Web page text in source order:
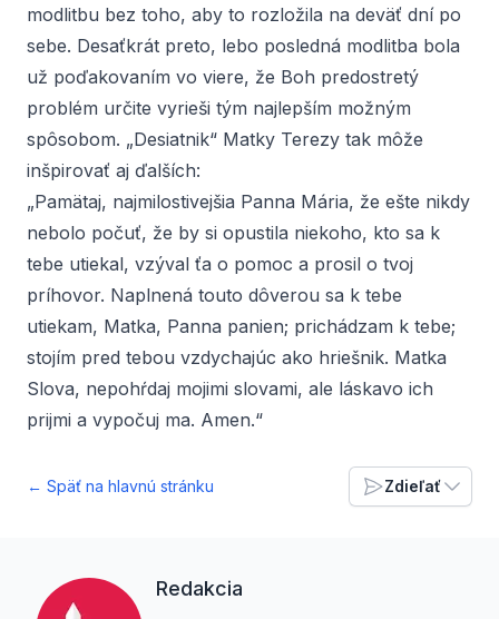
modlitbu bez toho, aby to rozložila na deväť dní po
sebe. Desaťkrát preto, lebo posledná modlitba bola
už poďakovaním vo viere, že Boh predostretý
problém určite vyrieši tým najlepším možným
spôsobom. „Desiatnik“ Matky Terezy tak môže
inšpirovať aj ďalších:
„Pamätaj, najmilostivejšia Panna Mária, že ešte nikdy
nebolo počuť, že by si opustila niekoho, kto sa k
tebe utiekal, vzýval ťa o pomoc a prosil o tvoj
príhovor. Naplnená touto dôverou sa k tebe
utiekam, Matka, Panna panien; prichádzam k tebe;
stojím pred tebou vzdychajúc ako hriešnik. Matka
Slova, nepohŕdaj mojimi slovami, ale láskavo ich
prijmi a vypočuj ma. Amen.“
← Späť na hlavnú stránku Zdieľať
Redakcia